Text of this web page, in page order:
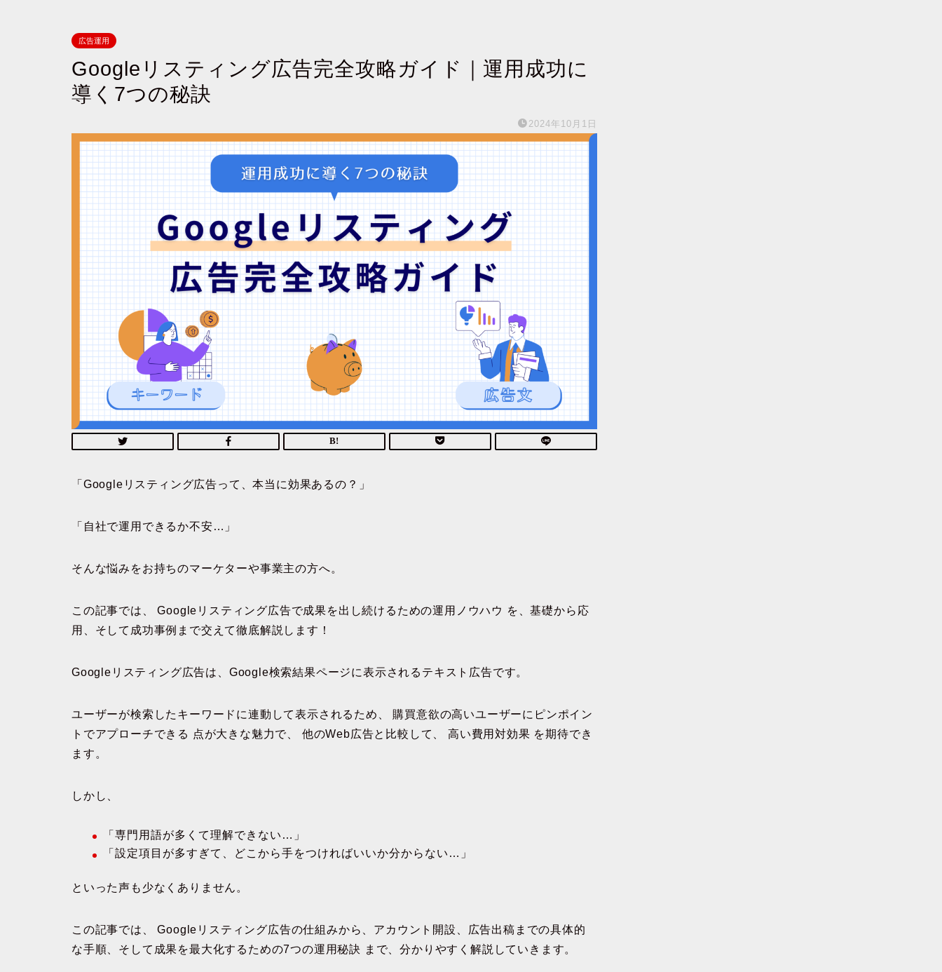
広告運用
Googleリスティング広告完全攻略ガイド｜運用成功に
導く7つの秘訣
2024年10月1日
「Googleリスティング広告って、本当に効果あるの？」
「自社で運用できるか不安…」
そんな悩みをお持ちのマーケターや事業主の方へ。
この記事では、Googleリスティング広告で成果を出し続けるための運用ノウハウ を、基礎から応
用、そして成功事例まで交えて徹底解説します！
Googleリスティング広告は、Google検索結果ページに表示されるテキスト広告です。
ユーザーが検索したキーワードに連動して表示されるため、 購買意欲の高いユーザーにピンポイン
トでアプローチできる 点が大きな魅力で、 他のWeb広告と比較して、高い費用対効果 を期待でき
ます。
しかし、
「専門用語が多くて理解できない…」
「設定項目が多すぎて、どこから手をつければいいか分からない…」
といった声も少なくありません。
この記事では、Googleリスティング広告の仕組みから、アカウント開設、広告出稿までの具体的
な手順、そして成果を最大化するための7つの運用秘訣 まで、分かりやすく解説していきます。